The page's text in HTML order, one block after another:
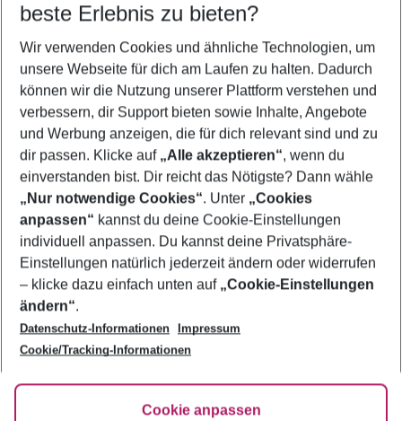
Flug & Hotel Gozo
Pauschalreisen Gozo
Urlaub Gozo
Frübucher Angebote Gozo für 2026
Last Minute Gozo
Footer
Footer navigation
Über uns
AGB
Bestpreisgarantie
Cookie-Einstellungen ändern
Cookie-Richtlinie
Agenturbetreuung
Barrierefreies Reisen
HanseMerkur Reiseversicherung
Folge uns
beste Erlebnis zu bieten?
Wir verwenden Cookies und ähnliche Technologien, um
unsere Webseite für dich am Laufen zu halten. Dadurch
können wir die Nutzung unserer Plattform verstehen und
verbessern, dir Support bieten sowie Inhalte, Angebote
und Werbung anzeigen, die für dich relevant sind und zu
dir passen. Klicke auf „Alle akzeptieren“, wenn du
einverstanden bist. Dir reicht das Nötigste? Dann wähle
„Nur notwendige Cookies“. Unter „Cookies
anpassen“ kannst du deine Cookie-Einstellungen
individuell anpassen. Du kannst deine Privatsphäre-
Einstellungen natürlich jederzeit ändern oder widerrufen
– klicke dazu einfach unten auf „Cookie-Einstellungen
ändern“.
Datenschutz-Informationen
Impressum
Cookie/Tracking-Informationen
Cookie anpassen